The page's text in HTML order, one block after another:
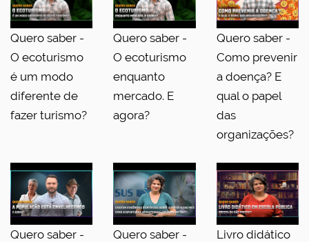
Quero saber -
O ecoturismo
é um modo
diferente de
fazer turismo?
Quero saber -
O ecoturismo
enquanto
mercado. E
agora?
Quero saber -
Como prevenir
a doença? E
qual o papel
das
organizações?
Quero saber -
Quero saber -
Livro didático